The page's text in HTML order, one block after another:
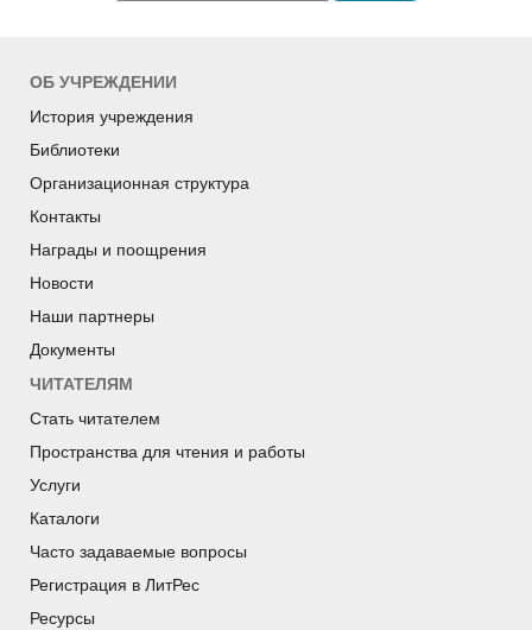
ОБ УЧРЕЖДЕНИИ
История учреждения
Библиотеки
Организационная структура
Контакты
Награды и поощрения
Новости
Наши партнеры
Документы
ЧИТАТЕЛЯМ
Стать читателем
Пространства для чтения и работы
Услуги
Каталоги
Часто задаваемые вопросы
Регистрация в ЛитРес
Ресурсы